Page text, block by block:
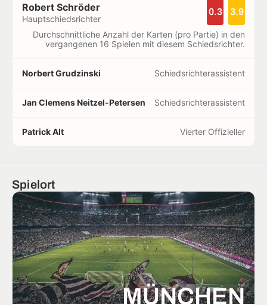
Robert Schröder
Hauptschiedsrichter
0.3 3.9
Durchschnittliche Anzahl der Karten (pro Partie) in den
vergangenen 16 Spielen mit diesem Schiedsrichter.
Norbert Grudzinski Schiedsrichterassistent
Jan Clemens Neitzel-Petersen Schiedsrichterassistent
Patrick Alt Vierter Offizieller
Spielort
MÜNCHEN